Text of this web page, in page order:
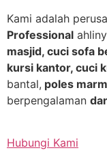
Kami adalah
Professional
masjid, cuci sofa
kursi kantor, cuci
bantal, poles
berpengalaman
Hubungi Kami